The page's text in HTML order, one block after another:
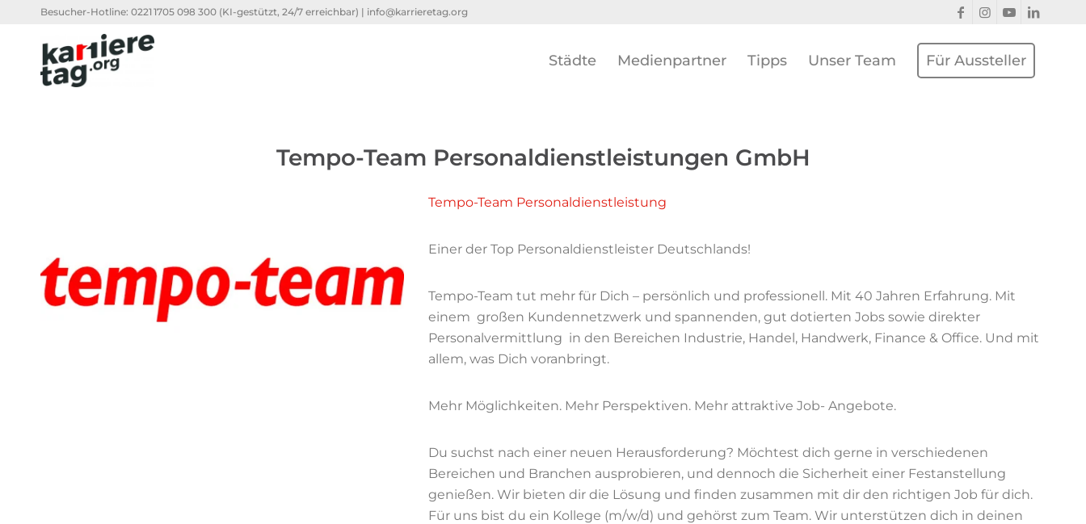
Besucher-Hotline: 0221 1705 098 300 (KI-gestützt, 24/7 erreichbar) | info@karrieretag.org
Städte Medienpartner Tipps Unser Team Für Aussteller
Tempo-Team Personaldienstleistungen GmbH
Tempo-Team Personaldienstleistung
Einer der Top Personaldienstleister Deutschlands!
Tempo-Team tut mehr für Dich – persönlich und professionell. Mit 40 Jahren Erfahrung. Mit
einem großen Kundennetzwerk und spannenden, gut dotierten Jobs sowie direkter
Personalvermittlung in den Bereichen Industrie, Handel, Handwerk, Finance & Office. Und mit
allem, was Dich voranbringt.
Mehr Möglichkeiten. Mehr Perspektiven. Mehr attraktive Job- Angebote.
Du suchst nach einer neuen Herausforderung? Möchtest dich gerne in verschiedenen
Bereichen und Branchen ausprobieren, und dennoch die Sicherheit einer Festanstellung
genießen. Wir bieten dir die Lösung und finden zusammen mit dir den richtigen Job für dich.
Für uns bist du ein Kollege (m/w/d) und gehörst zum Team. Wir unterstützen dich in deinen